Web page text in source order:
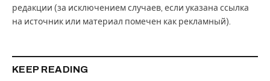
редакции (за исключением случаев, если указана ссылка
на источник или материал помечен как рекламный).
KEEP READING